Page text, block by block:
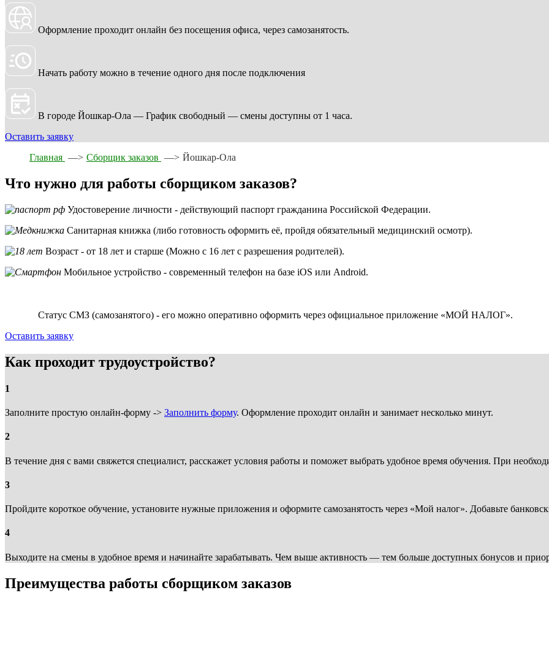
Оформление проходит онлайн без посещения офиса, через самозанятость.
Начать работу можно в течение одного дня после подключения
В городе Йошкар-Ола — График свободный — смены доступны от 1 часа.
Оставить заявку
Главная —> Сборщик заказов —> Йошкар-Ола
Что нужно для работы сборщиком заказов?
Удостоверение личности - действующий паспорт гражданина Российской Федерации.
Санитарная книжка (либо готовность оформить её, пройдя обязательный медицинский осмотр).
Возраст - от 18 лет и старше (Можно с 16 лет с разрешения родителей).
Мобильное устройство - современный телефон на базе iOS или Android.
Статус СМЗ (самозанятого) - его можно оперативно оформить через официальное приложение «МОЙ НАЛОГ».
Оставить заявку
Как проходит трудоустройство?
1
Заполните простую онлайн-форму -> Заполнить форму. Оформление проходит онлайн и занимает несколько минут.
2
В течение дня с вами свяжется специалист, расскажет условия работы и поможет выбрать удобное время обучения. При
3
Пройдите короткое обучение, установите нужные приложения и оформите самозанятость через «Мой налог». Добавьте
4
Выходите на смены в удобное время и начинайте зарабатывать. Чем выше активность — тем больше доступных бонусов и
Преимущества работы сборщиком заказов